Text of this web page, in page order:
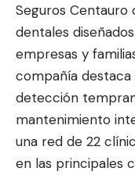
Seguros
dentales
empresas y
compañía
detección
mantenimiento
una red de 22
en las principales